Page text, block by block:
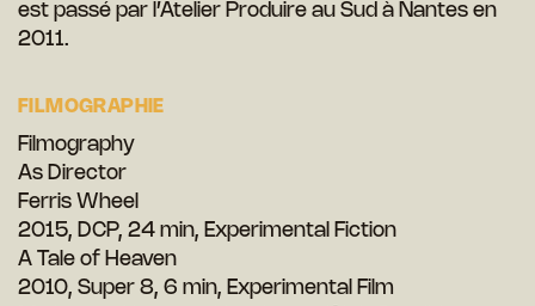
est passé par l’Atelier Produire au Sud à Nantes en
2011.
FILMOGRAPHIE
Filmography
As Director
Ferris Wheel
2015, DCP, 24 min, Experimental Fiction
A Tale of Heaven
2010, Super 8, 6 min, Experimental Film